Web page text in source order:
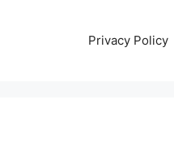
Privacy Policy